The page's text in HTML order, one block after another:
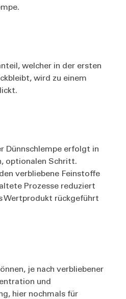
welcher in der ersten
wird zu einem
Dünnschlempe erfolgt in
optionalen Schritt.
verbliebene Feinstoffe
Prozesse reduziert
Wertprodukt rückgeführt
je nach verbliebener
und
hier nochmals für